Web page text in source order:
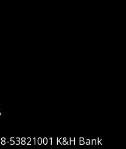
53821001 K&H Bank